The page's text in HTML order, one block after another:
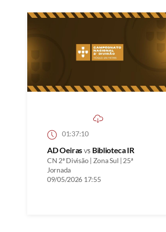
01:37:10
AD Oeirasvs Biblioteca IR
CN 2ª Divisão | Zona Sul | 25ª
Jornada
09/05/2026 17:55